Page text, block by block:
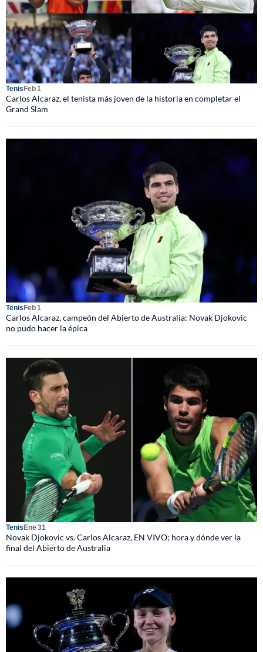
TenisFeb 1
Carlos Alcaraz, el tenista más joven de la historia en completar el
Grand Slam
TenisFeb 1
Carlos Alcaraz, campeón del Abierto de Australia: Novak Djokovic
no pudo hacer la épica
TenisEne 31
Novak Djokovic vs. Carlos Alcaraz, EN VIVO; hora y dónde ver la
final del Abierto de Australia